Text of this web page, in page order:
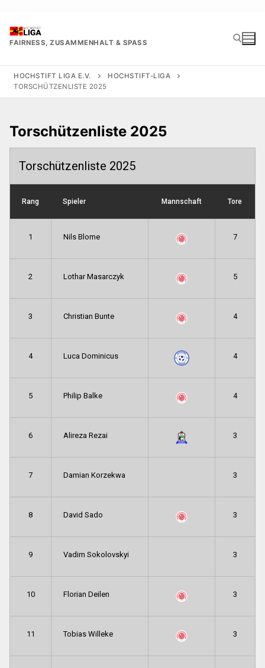
springen
FAIRNESS, ZUSAMMENHALT & SPASS
HOCHSTIFT LIGA E.V.
HOCHSTIFT-LIGA
TORSCHÜTZENLISTE 2025
Torschützenliste 2025
Torschützenliste 2025
Rang Spieler Mannschaft Tore
1 Nils Blome 7
2 Lothar Masarczyk 5
3 Christian Bunte 4
4 Luca Dominicus 4
5 Philip Balke 4
6 Alireza Rezai 3
7 Damian Korzekwa 3
8 David Sado 3
9 Vadim Sokolovskyi 3
10 Florian Deilen 3
11 Tobias Willeke 3